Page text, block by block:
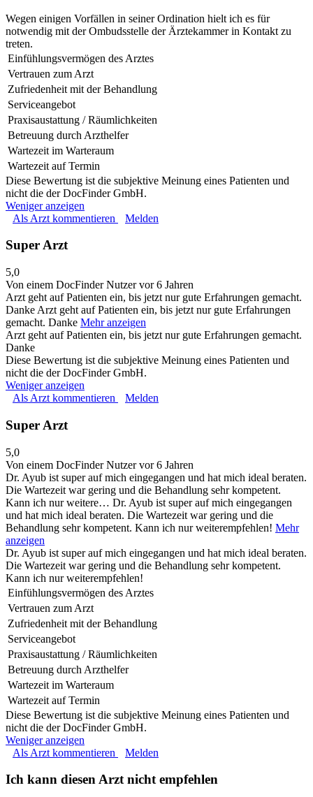
Wegen einigen Vorfällen in seiner Ordination hielt ich es für
notwendig mit der Ombudsstelle der Ärztekammer in Kontakt zu
treten.
Einfühlungsvermögen des Arztes
Vertrauen zum Arzt
Zufriedenheit mit der Behandlung
Serviceangebot
Praxisaustattung / Räumlichkeiten
Betreuung durch Arzthelfer
Wartezeit im Warteraum
Wartezeit auf Termin
Diese Bewertung ist die subjektive Meinung eines Patienten und
nicht die der DocFinder GmbH.
Weniger anzeigen
Als Arzt kommentieren
Melden
Super Arzt
5,0
Von einem DocFinder Nutzervor 6 Jahren
Arzt geht auf Patienten ein, bis jetzt nur gute Erfahrungen gemacht.
Danke Arzt geht auf Patienten ein, bis jetzt nur gute Erfahrungen
gemacht. Danke Mehr anzeigen
Arzt geht auf Patienten ein, bis jetzt nur gute Erfahrungen gemacht.
Danke
Diese Bewertung ist die subjektive Meinung eines Patienten und
nicht die der DocFinder GmbH.
Weniger anzeigen
Als Arzt kommentieren
Melden
Super Arzt
5,0
Von einem DocFinder Nutzervor 6 Jahren
Dr. Ayub ist super auf mich eingegangen und hat mich ideal beraten.
Die Wartezeit war gering und die Behandlung sehr kompetent.
Kann ich nur weitere… Dr. Ayub ist super auf mich eingegangen
und hat mich ideal beraten. Die Wartezeit war gering und die
Behandlung sehr kompetent. Kann ich nur weiterempfehlen! Mehr
anzeigen
Dr. Ayub ist super auf mich eingegangen und hat mich ideal beraten.
Die Wartezeit war gering und die Behandlung sehr kompetent.
Kann ich nur weiterempfehlen!
Einfühlungsvermögen des Arztes
Vertrauen zum Arzt
Zufriedenheit mit der Behandlung
Serviceangebot
Praxisaustattung / Räumlichkeiten
Betreuung durch Arzthelfer
Wartezeit im Warteraum
Wartezeit auf Termin
Diese Bewertung ist die subjektive Meinung eines Patienten und
nicht die der DocFinder GmbH.
Weniger anzeigen
Als Arzt kommentieren
Melden
Ich kann diesen Arzt nicht empfehlen